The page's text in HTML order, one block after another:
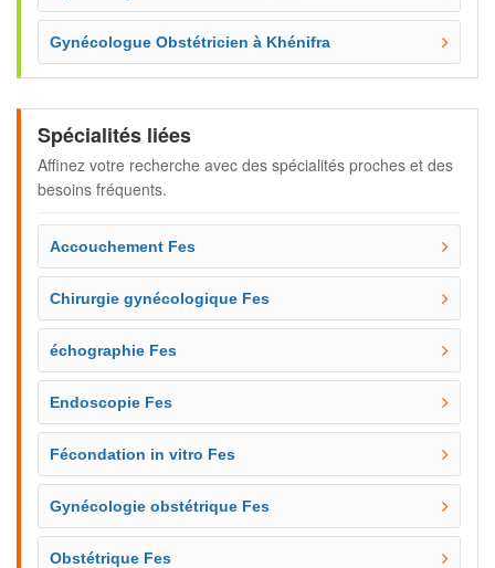
Gynécologue Obstétricien à Khénifra
Spécialités liées
Affinez votre recherche avec des spécialités proches et des
besoins fréquents.
Accouchement Fes
Chirurgie gynécologique Fes
échographie Fes
Endoscopie Fes
Fécondation in vitro Fes
Gynécologie obstétrique Fes
Obstétrique Fes